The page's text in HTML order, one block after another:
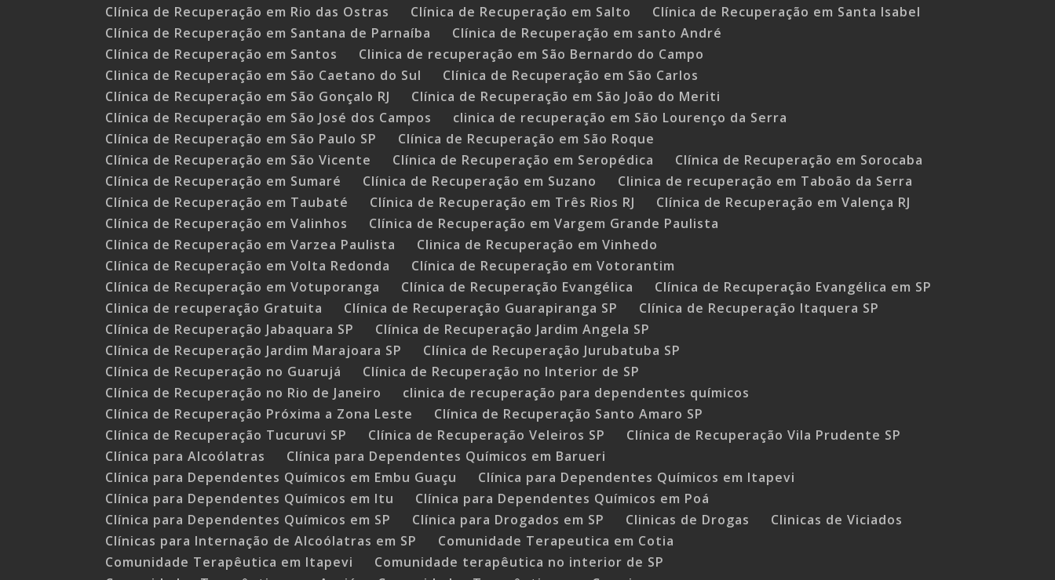
Clínica de Recuperação em Rio das Ostras
Clínica de Recuperação em Salto
Clínica de Recuperação em Santa Isabel
Clínica de Recuperação em Santana de Parnaíba
Clínica de Recuperação em santo André
Clínica de Recuperação em Santos
Clinica de recuperação em São Bernardo do Campo
Clinica de Recuperação em São Caetano do Sul
Clínica de Recuperação em São Carlos
Clínica de Recuperação em São Gonçalo RJ
Clínica de Recuperação em São João do Meriti
Clínica de Recuperação em São José dos Campos
clinica de recuperação em São Lourenço da Serra
Clínica de Recuperação em São Paulo SP
Clínica de Recuperação em São Roque
Clínica de Recuperação em São Vicente
Clínica de Recuperação em Seropédica
Clínica de Recuperação em Sorocaba
Clínica de Recuperação em Sumaré
Clínica de Recuperação em Suzano
Clinica de recuperação em Taboão da Serra
Clínica de Recuperação em Taubaté
Clínica de Recuperação em Três Rios RJ
Clínica de Recuperação em Valença RJ
Clínica de Recuperação em Valinhos
Clínica de Recuperação em Vargem Grande Paulista
Clínica de Recuperação em Varzea Paulista
Clinica de Recuperação em Vinhedo
Clínica de Recuperação em Volta Redonda
Clínica de Recuperação em Votorantim
Clínica de Recuperação em Votuporanga
Clínica de Recuperação Evangélica
Clínica de Recuperação Evangélica em SP
Clinica de recuperação Gratuita
Clínica de Recuperação Guarapiranga SP
Clínica de Recuperação Itaquera SP
Clínica de Recuperação Jabaquara SP
Clínica de Recuperação Jardim Angela SP
Clínica de Recuperação Jardim Marajoara SP
Clínica de Recuperação Jurubatuba SP
Clínica de Recuperação no Guarujá
Clínica de Recuperação no Interior de SP
Clínica de Recuperação no Rio de Janeiro
clinica de recuperação para dependentes químicos
Clínica de Recuperação Próxima a Zona Leste
Clínica de Recuperação Santo Amaro SP
Clínica de Recuperação Tucuruvi SP
Clínica de Recuperação Veleiros SP
Clínica de Recuperação Vila Prudente SP
Clínica para Alcoólatras
Clínica para Dependentes Químicos em Barueri
Clínica para Dependentes Químicos em Embu Guaçu
Clínica para Dependentes Químicos em Itapevi
Clínica para Dependentes Químicos em Itu
Clínica para Dependentes Químicos em Poá
Clínica para Dependentes Químicos em SP
Clínica para Drogados em SP Clinicas de Drogas
Clinicas de Viciados
Clínicas para Internação de Alcoólatras em SP
Comunidade Terapeutica em Cotia
Comunidade Terapêutica em Itapevi
Comunidade terapêutica no interior de SP